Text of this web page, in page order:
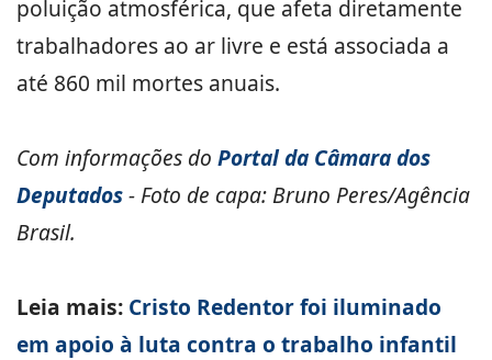
poluição atmosférica, que afeta diretamente
trabalhadores ao ar livre e está associada a
até 860 mil mortes anuais.
Com informações do Portal da Câmara dos
Deputados- Foto de capa: Bruno Peres/Agência
Brasil.
Leia mais: Cristo Redentor foi iluminado
em apoio à luta contra o trabalho infantil